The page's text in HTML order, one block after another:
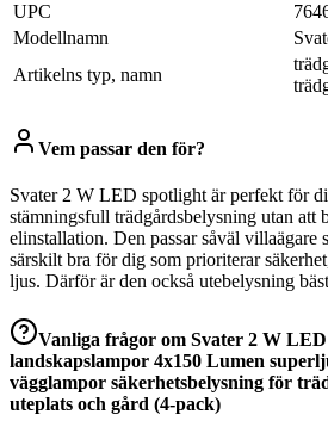
UPC
Modellnamn
Artikelns typ, namn
Vem passar den för?
Svater 2 W LED spotlight är perfekt för
stämningsfull trädgårdsbelysning utan att
elinstallation. Den passar såväl villaägare
särskilt bra för dig som prioriterar
ljus. Därför är den också utebelysning
Vanliga frågor om Svater 2 W
landskapslampor 4x150 Lumen
vägglampor säkerhetsbelysning för
uteplats och gård (4-pack)